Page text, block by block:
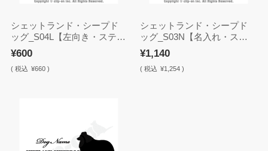
シェットランド・シープド
ッグ_S04L【左向き・ステッ
カー】
¥600
( 税込 ¥660 )
シェットランド・シープド
ッグ_S03N【名入れ・ステ
ッカー】
¥1,140
(税込 ¥1,254 )